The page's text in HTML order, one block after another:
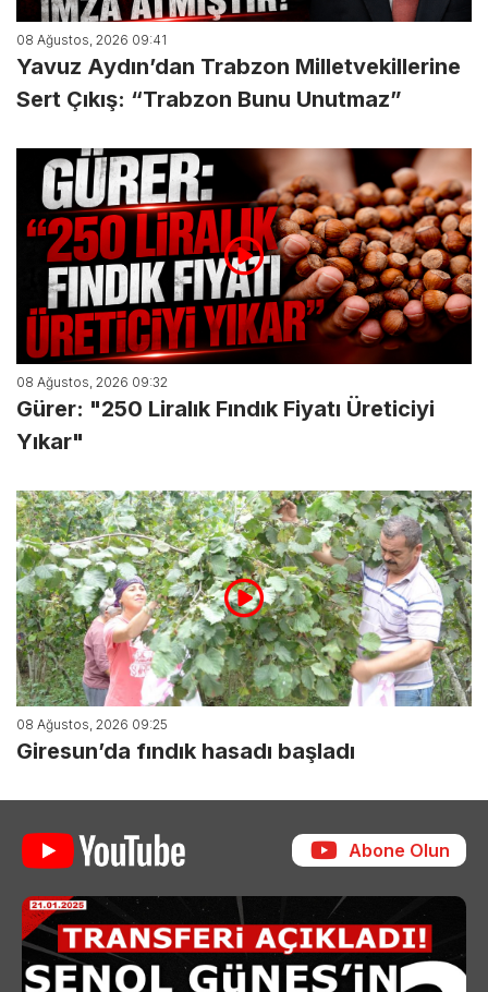
08 Ağustos, 2026 09:41
Yavuz Aydın’dan Trabzon Milletvekillerine
Sert Çıkış: “Trabzon Bunu Unutmaz”
08 Ağustos, 2026 09:32
Gürer: "250 Liralık Fındık Fiyatı Üreticiyi
Yıkar"
08 Ağustos, 2026 09:25
Giresun’da fındık hasadı başladı
Abone Olun